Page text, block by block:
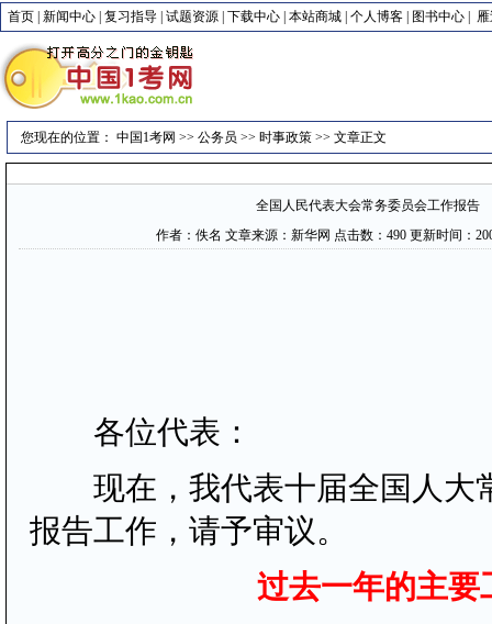
首页 新闻中心 复习指导 试题资源 下载中心 本站商城 个人博客 图书中心
您现在的位置： 中国1考网 >> 公务员 >> 时事政策 >> 文章正文
全国人民代表大会常务委员会工作报告
作者：佚名 文章来源：新华网 点击数： 490 更新时间：
各位代表：
现在，我代表十届全国人大
报告工作，请予审议。
过去一年的主要